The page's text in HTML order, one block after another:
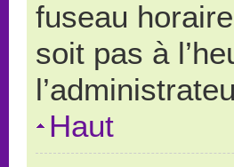
fuseau
soit pas à
Haut